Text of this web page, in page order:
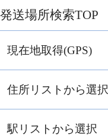
発送場所検索TOP
現在地取得(GPS)
住所リストから選択
駅リストから選択